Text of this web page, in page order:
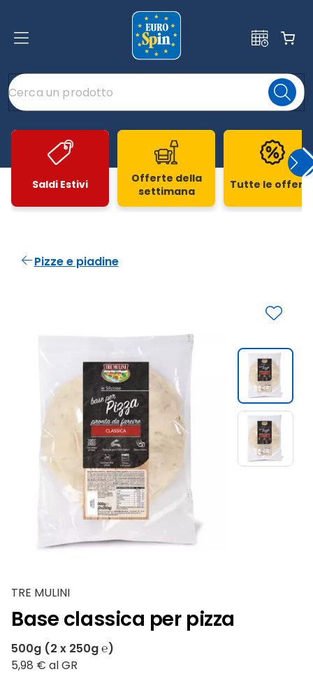
Saldi Estivi
Offerte della
settimana
Tutte le
Pizze e piadine
TRE MULINI
Base classica per pizza
500g (2 x 250g ℮)
5,98 € al GR